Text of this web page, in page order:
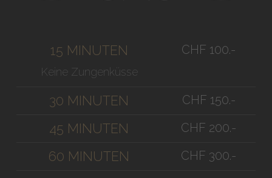
15 MINUTEN
Keine Zungenküsse
CHF 100.-
30 MINUTEN CHF 150.-
45 MINUTEN CHF 200.-
60 MINUTEN CHF 300.-